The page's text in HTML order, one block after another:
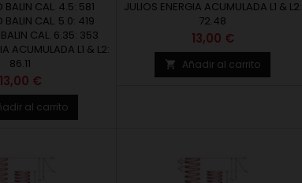
BALIN CAL. 4.5: 581
BALIN CAL. 5.0: 419
CAL. 6.35: 353
ACUMULADA L1 & L2:
86.11
Precio
13,00 €
al carrito
JULIOS ENERGIA ACUMULADA L1 & L2:
72.48
Precio
13,00 €
 Añadir al carrito